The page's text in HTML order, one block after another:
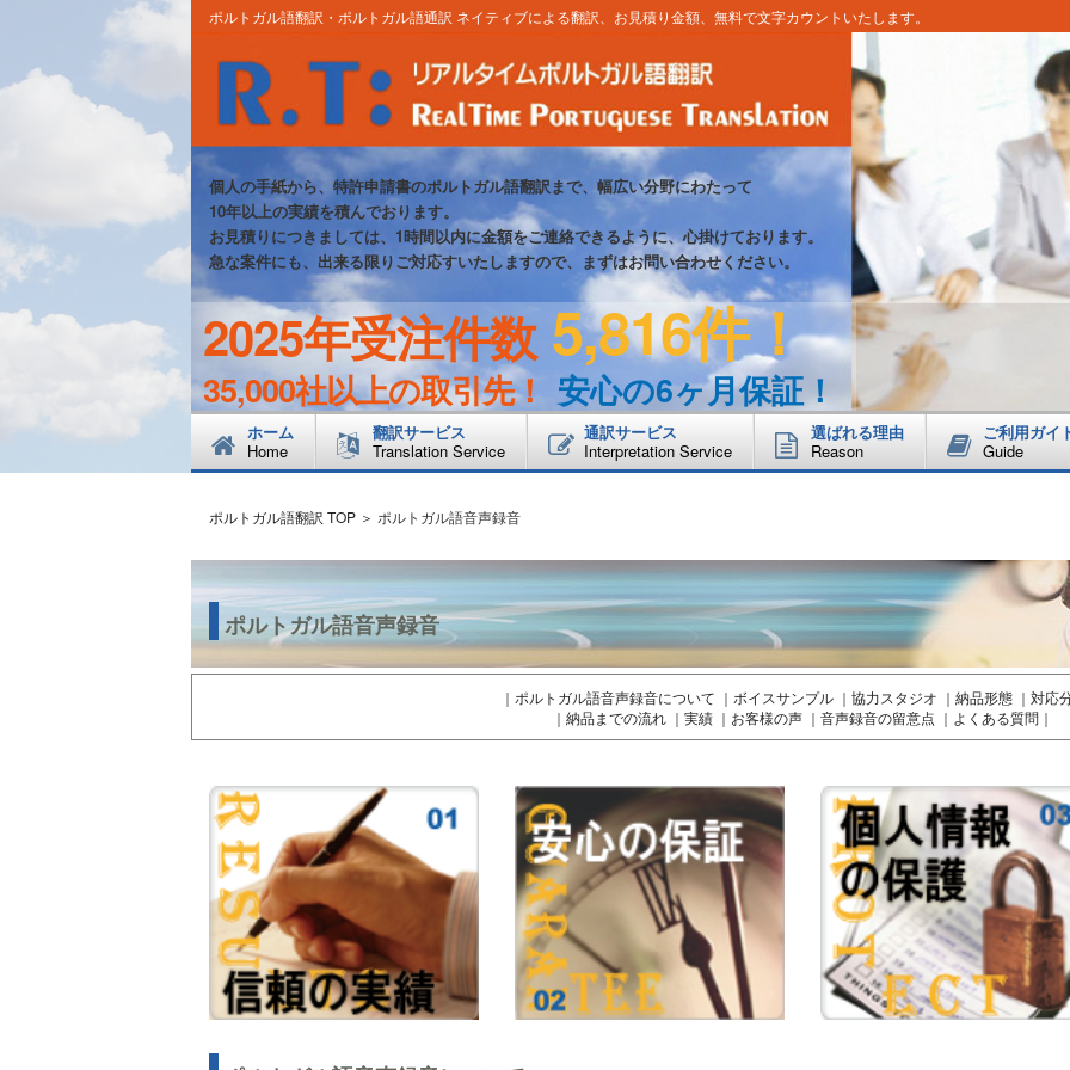
ポルトガル語翻訳・ポルトガル語通訳 ネイティブによる翻訳、お見積り金額、無料で文字カウントいたします。
個人の手紙から、特許申請書のポルトガル語翻訳まで、幅広い分野にわたって
10年以上の実績を積んでおります。
お見積りにつきましては、1時間以内に金額をご連絡できるように、心掛けております。
急な案件にも、出来る限りご対応すいたしますので、まずはお問い合わせください。
2025年受注件数 5,816件！
35,000社以上の取引先！ 安心の6ヶ月保証！
ホーム
Home
翻訳サービス
Translation Service
通訳サービス
Interpretation Service
選ばれる理由
Reason
ご利用ガイ
Guide
ポルトガル語翻訳 TOP ＞ ポルトガル語音声録音
ポルトガル語音声録音
｜ ポルトガル語音声録音について ｜ ボイスサンプル｜ 協力スタジオ ｜ 納品形態｜ 対応
｜ 納品までの流れ ｜ 実績 ｜ お客様の声 ｜ 音声録音の留意点 ｜ よくある質問 ｜